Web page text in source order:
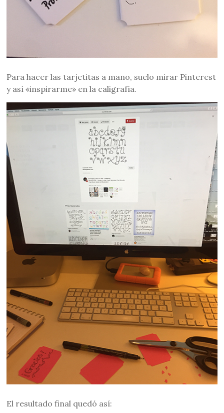
Para hacer las tarjetitas a mano, suelo mirar Pinterest
y así «inspirarme» en la caligrafía.
El resultado final quedó así: